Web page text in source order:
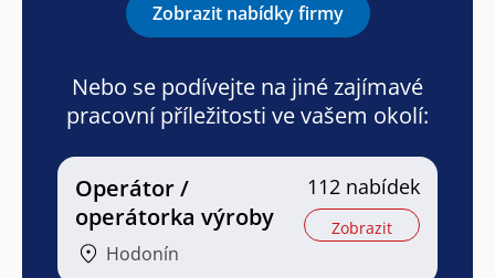
Zobrazit nabídky firmy
Nebo se podívejte na jiné zajímavé
pracovní příležitosti ve vašem okolí:
Operátor /
operátorka výroby
Hodonín
112 nabídek
Zobrazit